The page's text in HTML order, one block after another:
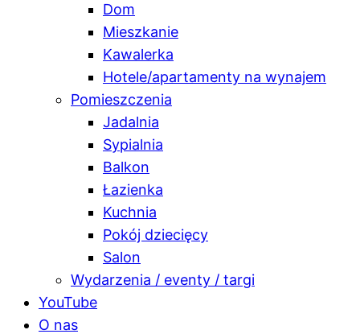
Dom
Mieszkanie
Kawalerka
Hotele/apartamenty na wynajem
Pomieszczenia
Jadalnia
Sypialnia
Balkon
Łazienka
Kuchnia
Pokój dziecięcy
Salon
Wydarzenia / eventy / targi
YouTube
O nas